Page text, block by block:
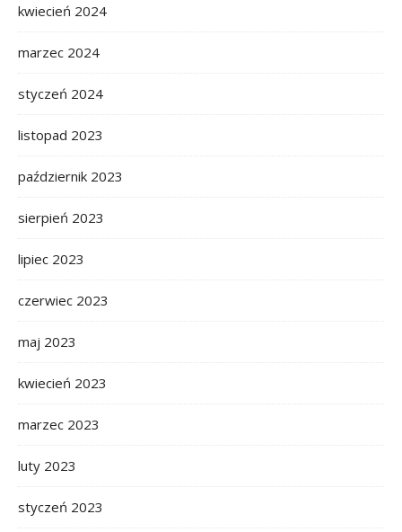
kwiecień 2024
marzec 2024
styczeń 2024
listopad 2023
październik 2023
sierpień 2023
lipiec 2023
czerwiec 2023
maj 2023
kwiecień 2023
marzec 2023
luty 2023
styczeń 2023